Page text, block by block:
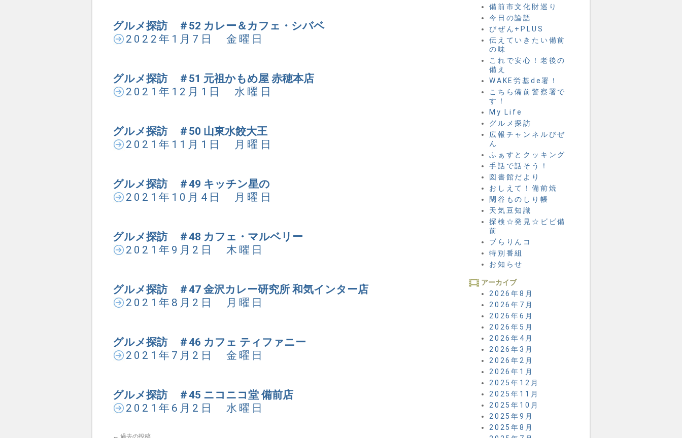
グルメ探訪 ＃52 カレー＆カフェ・シバベ
2022年1月7日 金曜日
グルメ探訪 ＃51 元祖かもめ屋 赤穂本店
2021年12月1日 水曜日
グルメ探訪 ＃50 山東水餃大王
2021年11月1日 月曜日
グルメ探訪 ＃49 キッチン星の
2021年10月4日 月曜日
グルメ探訪 ＃48 カフェ・マルベリー
2021年9月2日 木曜日
グルメ探訪 ＃47 金沢カレー研究所 和気インター店
2021年8月2日 月曜日
グルメ探訪 ＃46 カフェ ティファニー
2021年7月2日 金曜日
グルメ探訪 ＃45 ニコニコ堂 備前店
2021年6月2日 水曜日
← 過去の投稿
備前市文化財巡り
今日の論語
びぜん+PLUS
伝えていきたい備前
の味
これで安心！老後の
備え
WAKE労基de署！
こちら備前警察署で
す！
My Life
グルメ探訪
広報チャンネルびぜ
ん
ふぁすとクッキング
手話で話そう！
図書館だより
おしえて！備前焼
閑谷ものしり帳
天気豆知識
探検☆発見☆ビビ備
前
ブらりんコ
特別番組
お知らせ
アーカイブ
2026年8月
2026年7月
2026年6月
2026年5月
2026年4月
2026年3月
2026年2月
2026年1月
2025年12月
2025年11月
2025年10月
2025年9月
2025年8月